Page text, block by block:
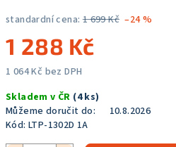
standardní cena: 1 699 Kč –24 %
1 288 Kč
1 064 Kč bez DPH
cena:
Skladem v ČR (4 ks)
Můžeme doručit do:
10.8.2026
Kód: LTP-1302D 1A